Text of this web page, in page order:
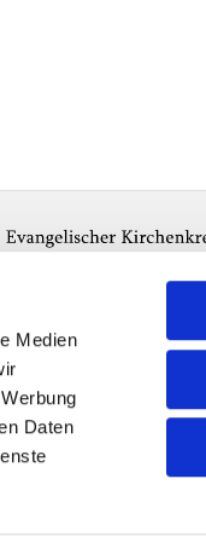
Medien
Daten